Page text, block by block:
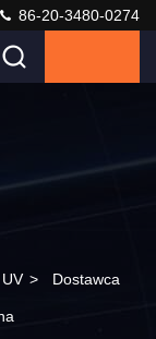
86-20-3480-0274
> Dostawca